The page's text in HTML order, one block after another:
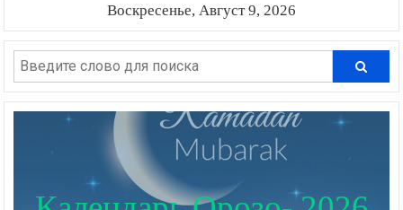
Воскресенье, Август 9, 2026